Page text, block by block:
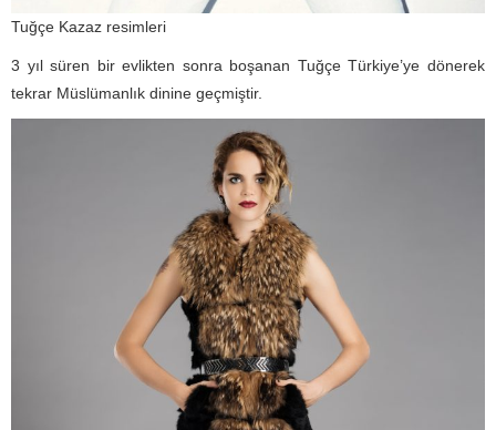
Tuğçe Kazaz resimleri
3 yıl süren bir evlikten sonra boşanan Tuğçe Türkiye’ye dönerek
tekrar Müslümanlık dinine geçmiştir.